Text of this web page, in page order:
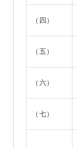
（四）
（五）
（六）
（七）